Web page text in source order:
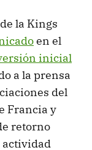
la Kings
en el
inicial
a la prensa
del
Francia y
retorno
actividad